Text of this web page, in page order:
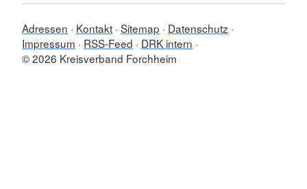
Adressen Kontakt Sitemap
Datenschutz
Impressum
RSS-Feed
DRK intern
© 2026 Kreisverband Forchheim